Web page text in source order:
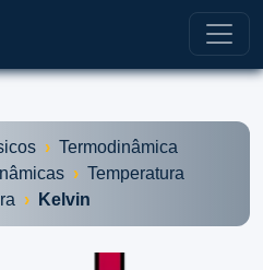
Termodinâmica
Temperatura
Kelvin